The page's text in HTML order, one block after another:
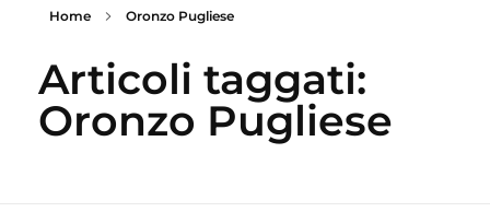
Home Oronzo Pugliese
Articoli taggati:
Oronzo Pugliese